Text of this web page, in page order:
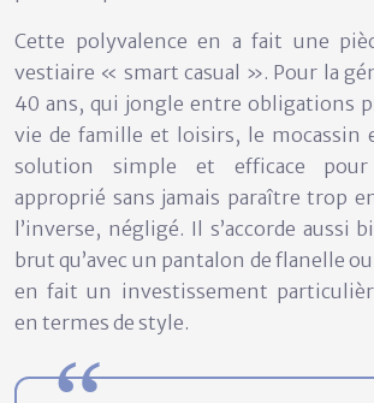
Cette polyvalence en a fait une
vestiaire « smart casual ». Pour la
40 ans, qui jongle entre obligations
vie de famille et loisirs, le mocassin
solution simple et efficace
approprié sans jamais paraître trop
l’inverse, négligé. Il s’accorde aussi
brut qu’avec un pantalon de flanelle
en fait un investissement
en termes de style.